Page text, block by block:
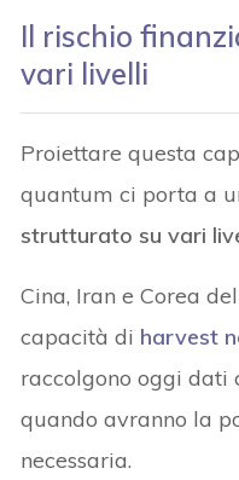
Il rischio
vari livelli
Proiettare questa
quantum ci porta a
strutturato su vari
Cina, Iran e Corea
capacità di harvest
raccolgono oggi dati
quando avranno la
necessaria.